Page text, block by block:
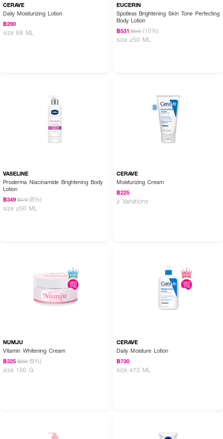
CERAVE
Daily Moisturizing Lotion
฿290
size 88 ML
EUCERIN
Spotless Brightening Skin Tone Perfecting
Body Lotion
฿531 ฿590 (10%)
size 250 ML
VASELINE
Proderma Niacinamide Brightening Body
Lotion
฿349 ฿379 (8%)
size 250 ML
CERAVE
Moisturizing Cream
฿225
2 Variations
NUMJU
Vitamin Whitening Cream
฿325 ฿359 (9%)
size 100 G
CERAVE
Daily Moisture Lotion
฿730
size 473 ML